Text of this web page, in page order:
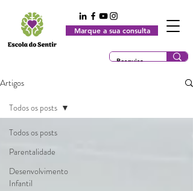
Marque a sua consulta
Artigos
Todos os posts
Parentalidade
Desenvolvimento
Infantil
Todos os posts